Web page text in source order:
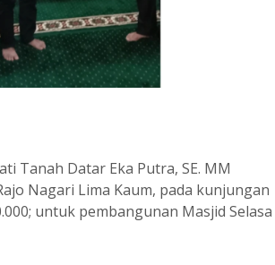
Tanah Datar Eka Putra, SE. MM
Nagari Lima Kaum, pada kunjungan
untuk pembangunan Masjid Selasa